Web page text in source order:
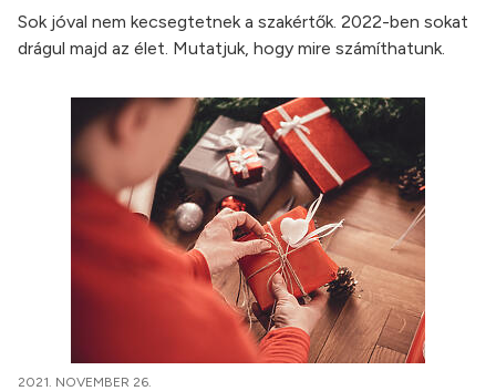
Sok jóval nem kecsegtetnek a szakértők. 2022-ben sokat
drágul majd az élet. Mutatjuk, hogy mire számíthatunk.
2021. NOVEMBER 26.